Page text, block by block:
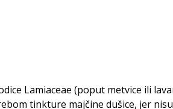
Lamiaceae (poput metvice ili
tinkture majčine dušice, jer